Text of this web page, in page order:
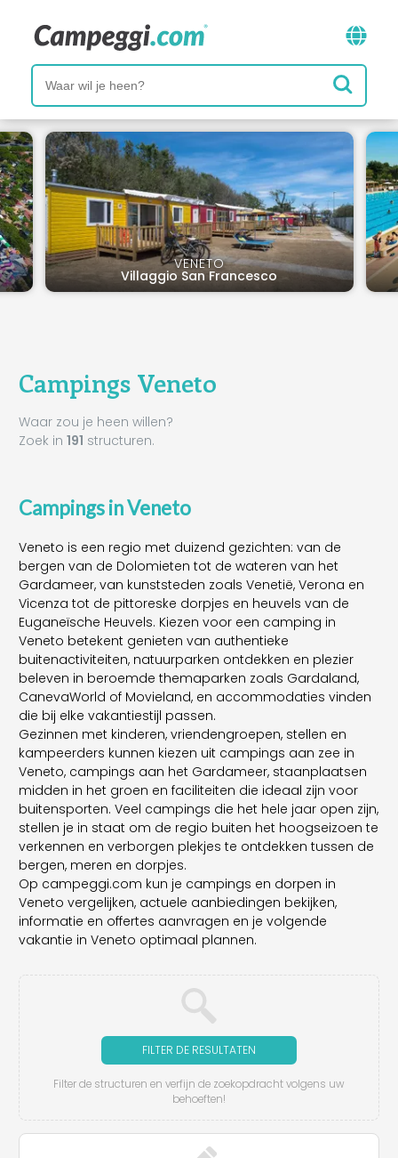
VENETO
Villaggio San Francesco
Campings Veneto
Waar zou je heen willen?
Zoek in 191 structuren.
Campings in Veneto
Veneto is een regio met duizend gezichten: van de
bergen van de Dolomieten tot de wateren van het
Gardameer, van kunststeden zoals Venetië, Verona en
Vicenza tot de pittoreske dorpjes en heuvels van de
Euganeïsche Heuvels. Kiezen voor een camping in
Veneto betekent genieten van authentieke
buitenactiviteiten, natuurparken ontdekken en plezier
beleven in beroemde themaparken zoals Gardaland,
CanevaWorld of Movieland, en accommodaties vinden
die bij elke vakantiestijl passen.
Gezinnen met kinderen, vriendengroepen, stellen en
kampeerders kunnen kiezen uit campings aan zee in
Veneto, campings aan het Gardameer, staanplaatsen
midden in het groen en faciliteiten die ideaal zijn voor
buitensporten. Veel campings die het hele jaar open zijn,
stellen je in staat om de regio buiten het hoogseizoen te
verkennen en verborgen plekjes te ontdekken tussen de
bergen, meren en dorpjes.
Op campeggi.com kun je campings en dorpen in
Veneto vergelijken, actuele aanbiedingen bekijken,
informatie en offertes aanvragen en je volgende
vakantie in Veneto optimaal plannen.
FILTER DE RESULTATEN
Filter de structuren en verfijn de zoekopdracht volgens uw
behoeften!